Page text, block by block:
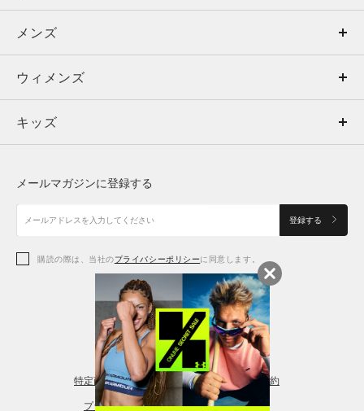
メンズ
ウィメンズ
キッズ
アクセサリー
メンズ
トップス
ボトムス
アクセサリー
ウィメンズ
トップス
シューズ
アクセサリー
レギンス＆タイツ
キッズ
シューズ
メールマガジンに登録する
登録する
購読の際は、当社のプライバシーポリシーに同意します。
特定商取引法に基づく通販の表記 会員規約
プライバシーポリシー